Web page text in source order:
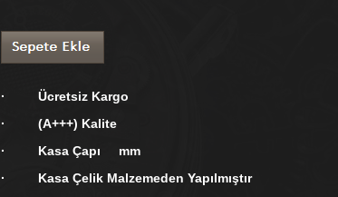
· Ücretsiz Kargo
· (A+++) Kalite
· Kasa Çapı mm
· Kasa Çelik Malzemeden Yapılmıştır